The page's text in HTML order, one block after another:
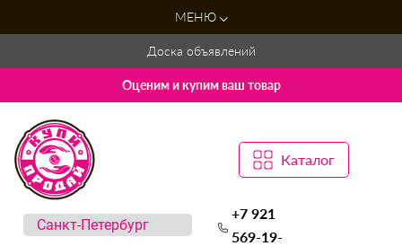
МЕНЮ
Доска объявлений
Оценим и купим ваш товар
Каталог
+7 921
569-19-